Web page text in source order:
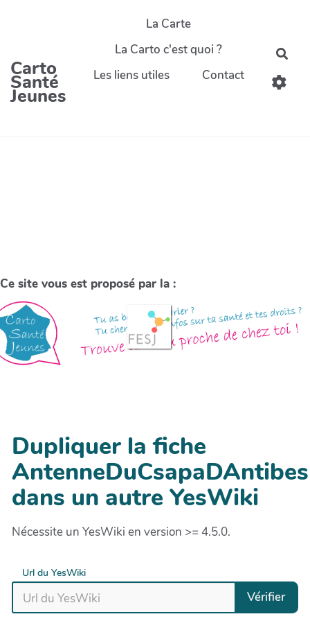
Carto
Santé
Jeunes
La Carte
La Carto c'est quoi ?
Les liens utiles
Contact
Ce site vous est proposé par la :
Dupliquer la fiche
AntenneDuCsapaDAntibes
dans un autre YesWiki
Nécessite un YesWiki en version >= 4.5.0.
Url du YesWiki
Vérifier